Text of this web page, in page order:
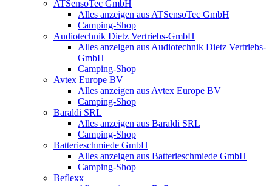
ATSensoTec GmbH
Alles anzeigen aus ATSensoTec GmbH
Camping-Shop
Audiotechnik Dietz Vertriebs-GmbH
Alles anzeigen aus Audiotechnik Dietz Vertriebs-
GmbH
Camping-Shop
Avtex Europe BV
Alles anzeigen aus Avtex Europe BV
Camping-Shop
Baraldi SRL
Alles anzeigen aus Baraldi SRL
Camping-Shop
Batterieschmiede GmbH
Alles anzeigen aus Batterieschmiede GmbH
Camping-Shop
Beflexx